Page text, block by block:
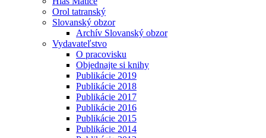
Orol tatranský
Slovanský obzor
Archív Slovanský obzor
Vydavateľstvo
O pracovisku
Objednajte si knihy
Publikácie 2019
Publikácie 2018
Publikácie 2017
Publikácie 2016
Publikácie 2015
Publikácie 2014